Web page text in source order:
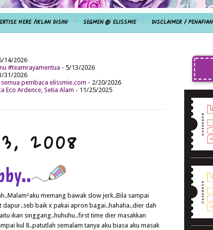
HERE /IKLAN DISINI SEGMEN @ ELISSMIE DISCLAIMER / PENAFIAN
14/2026
#teamrayamentua - 5/13/2026
31/2026
pembaca elissmie.com - 2/20/2026
Eco Ardence, Setia Alam - 11/25/2025
2008
memang bawak slow jerk..Bila sampai
baik x pakai apron bagai..hahaha..dier dah
ikan singgang..huhuhu..first time dier masakkan
kul 8..patutlah semalam tanya aku biasa aku masak